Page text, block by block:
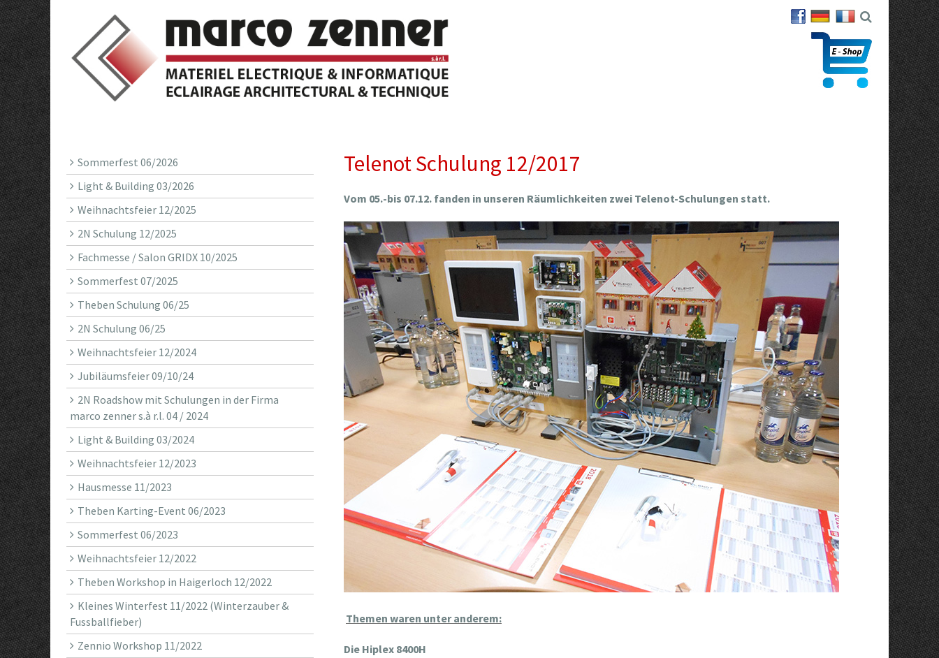
Sommerfest 06/2026
Light & Building 03/2026
Weihnachtsfeier 12/2025
2N Schulung 12/2025
Fachmesse / Salon GRIDX 10/2025
Sommerfest 07/2025
Theben Schulung 06/25
2N Schulung 06/25
Weihnachtsfeier 12/2024
Jubiläumsfeier 09/10/24
2N Roadshow mit Schulungen in der Firma
marco zenner s.à r.l. 04 / 2024
Light & Building 03/2024
Weihnachtsfeier 12/2023
Hausmesse 11/2023
Theben Karting-Event 06/2023
Sommerfest 06/2023
Weihnachtsfeier 12/2022
Theben Workshop in Haigerloch 12/2022
Kleines Winterfest 11/2022 (Winterzauber &
Fussballfieber)
Zennio Workshop 11/2022
Telenot Schulung 12/2017
Vom 05.-bis 07.12. fanden in unseren Räumlichkeiten zwei Telenot-Schulungen statt.
Themen waren unter anderem:
Die Hiplex 8400H